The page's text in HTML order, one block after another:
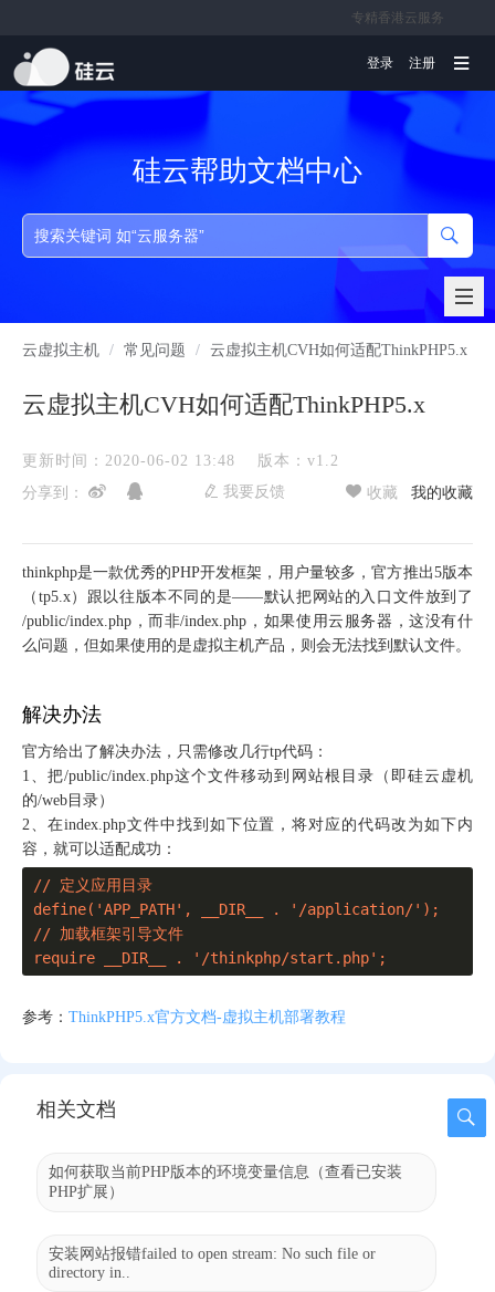
专精香港云服务
文档
登录 注册
硅云帮助文档中心
云虚拟主机 / 常见问题 / 云虚拟主机CVH如何适配ThinkPHP5.x
云虚拟主机CVH如何适配ThinkPHP5.x
更新时间：2020-06-02 13:48
版本：v1.2
分享到：
我要反馈 收藏 我的收藏
thinkphp是一款优秀的PHP开发框架，用户量较多，官方推出5版本
（tp5.x）跟以往版本不同的是——默认把网站的入口文件放到了
/public/index.php，而非/index.php，如果使用云服务器，这没有什
么问题，但如果使用的是虚拟主机产品，则会无法找到默认文件。
解决办法
官方给出了解决办法，只需修改几行tp代码：
1、把/public/index.php这个文件移动到网站根目录（即硅云虚机
的/web目录）
2、在index.php文件中找到如下位置，将对应的代码改为如下内
容，就可以适配成功：
// 定义应用目录
define('APP_PATH', __DIR__ . '/application/');
// 加载框架引导文件
require __DIR__ . '/thinkphp/start.php';
参考： ThinkPHP5.x官方文档-虚拟主机部署教程
相关文档
如何获取当前PHP版本的环境变量信息（查看已安装
PHP扩展）
安装网站报错failed to open stream: No such file or
directory in..